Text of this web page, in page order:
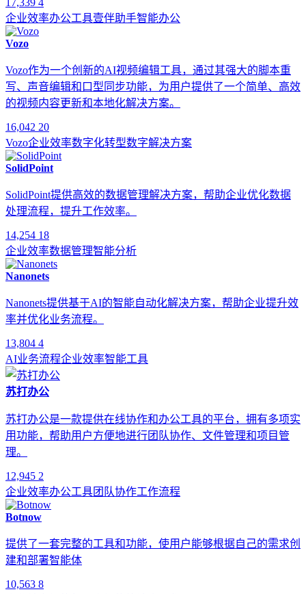
企业效率办公工具壹伴助手智能办公
Vozo
Vozo作为一个创新的AI视频编辑工具，通过其强大的脚本重
写、声音编辑和口型同步功能，为用户提供了一个简单、高效
的视频内容更新和本地化解决方案。
16,042 20
Vozo企业效率数字化转型数字解决方案
SolidPoint
SolidPoint提供高效的数据管理解决方案，帮助企业优化数据
处理流程，提升工作效率。
14,254 18
企业效率数据管理智能分析
Nanonets
Nanonets提供基于AI的智能自动化解决方案，帮助企业提升效
率并优化业务流程。
13,804 4
AI业务流程企业效率智能工具
苏打办公
苏打办公是一款提供在线协作和办公工具的平台，拥有多项实
用功能，帮助用户方便地进行团队协作、文件管理和项目管
理。
12,945 2
企业效率办公工具团队协作工作流程
Botnow
提供了一套完整的工具和功能，使用户能够根据自己的需求创
建和部署智能体
10,563 8